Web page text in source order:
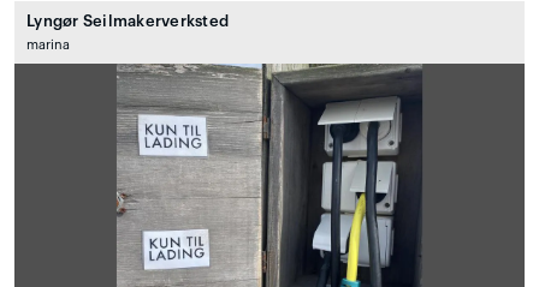
Lyngør Seilmakerverksted
marina